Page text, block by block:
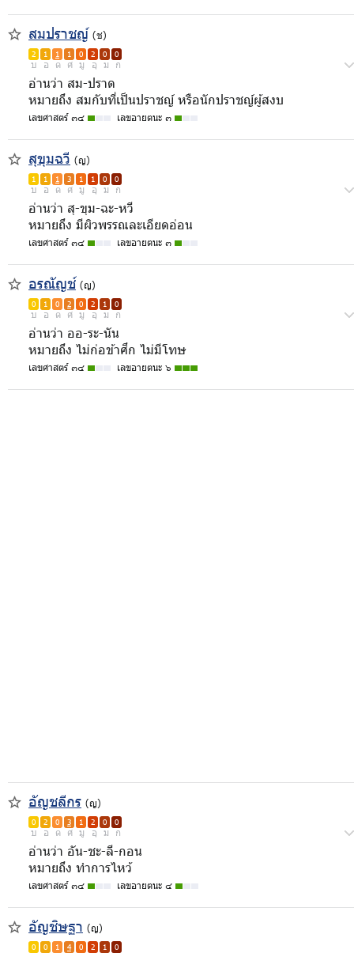
สมปราชญ์ (ช)
2 1 1 1 0 2 0 0
บ อ ด ศ มู อุ ม ก
อ่านว่า สม-ปราด
หมายถึง สมกับที่เป็นปราชญ์ หรือนักปราชญ์ผู้สงบ
เลขศาสตร์ ๓๔ เลขอายตนะ ๓
สุขุมฉวี (ญ)
1 1 1 3 1 1 0 0
บ อ ด ศ มู อุ ม ก
อ่านว่า สุ-ขุม-ฉะ-หวี
หมายถึง มีผิวพรรณละเอียดอ่อน
เลขศาสตร์ ๓๔ เลขอายตนะ ๓
อรณัญช์ (ญ)
0 1 0 2 0 2 1 0
บ อ ด ศ มู อุ ม ก
อ่านว่า ออ-ระ-นัน
หมายถึง ไม่ก่อข้าศึก ไม่มีโทษ
เลขศาสตร์ ๓๔ เลขอายตนะ ๖
อัญชลีกร (ญ)
0 2 0 3 1 2 0 0
บ อ ด ศ มู อุ ม ก
อ่านว่า อัน-ชะ-ลี-กอน
หมายถึง ทำการไหว้
เลขศาสตร์ ๓๔ เลขอายตนะ ๔
อัญชิษฐา (ญ)
0 0 1 4 0 2 1 0